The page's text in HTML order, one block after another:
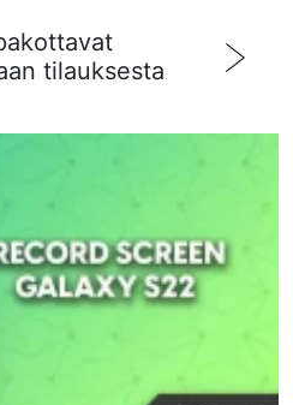
tilauksesta